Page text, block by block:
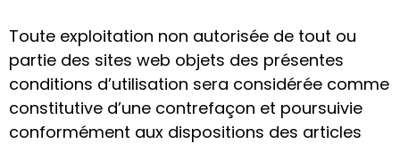
Toute exploitation non autorisée de tout ou
partie des sites web objets des présentes
conditions d’utilisation sera considérée comme
constitutive d’une contrefaçon et poursuivie
conformément aux dispositions des articles